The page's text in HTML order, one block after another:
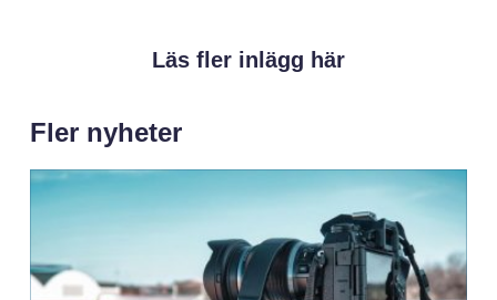
Läs fler inlägg här
Fler nyheter